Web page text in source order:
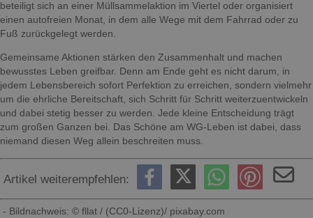
beteiligt sich an einer Müllsammelaktion im Viertel oder organisiert
einen autofreien Monat, in dem alle Wege mit dem Fahrrad oder zu
Fuß zurückgelegt werden.
Gemeinsame Aktionen stärken den Zusammenhalt und machen
bewusstes Leben greifbar. Denn am Ende geht es nicht darum, in
jedem Lebensbereich sofort Perfektion zu erreichen, sondern vielmehr
um die ehrliche Bereitschaft, sich Schritt für Schritt weiterzuentwickeln
und dabei stetig besser zu werden. Jede kleine Entscheidung trägt
zum großen Ganzen bei. Das Schöne am WG-Leben ist dabei, dass
niemand diesen Weg allein beschreiten muss.
Artikel weiterempfehlen:
- Bildnachweis: © fllat / (CC0-Lizenz)/ pixabay.com